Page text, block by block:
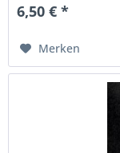
6,50 € *
Merken